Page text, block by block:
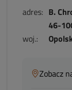
adres: B.
46-
woj.:
Zobacz